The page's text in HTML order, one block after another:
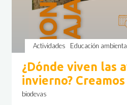
Actividades Educación
¿Dónde viven las
invierno?
biodevas